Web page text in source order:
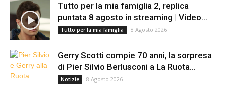
Tutto per la mia famiglia 2, replica
puntata 8 agosto in streaming | Video...
Tutto per la mia famiglia 8 Agosto 2026
Gerry Scotti compie 70 anni, la sorpresa
di Pier Silvio Berlusconi a La Ruota...
Notizie 8 Agosto 2026